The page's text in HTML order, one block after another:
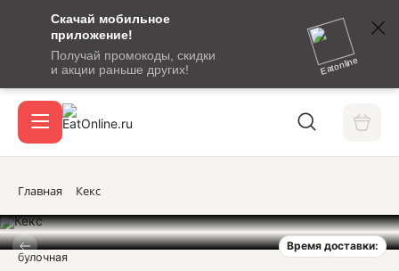
Скачай мобильное
приложение!
Получай промокоды, скидки
и акции раньше других!
Eatonline
сообщение
кодом
подтверждения
Вход / регистрация
Акции
Главная Кекс
Время доставки:
булочная